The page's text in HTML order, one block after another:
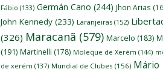
Fábio (133) Germán Cano (244) Jhon Arias
John Kennedy (233) Laranjeiras (152)
(326) Maracanã (579) Marcelo (183)
(191) Martinelli (178) Moleque de Xerém (144)
de xerém (137) Mundial de Clubes (156) Mário